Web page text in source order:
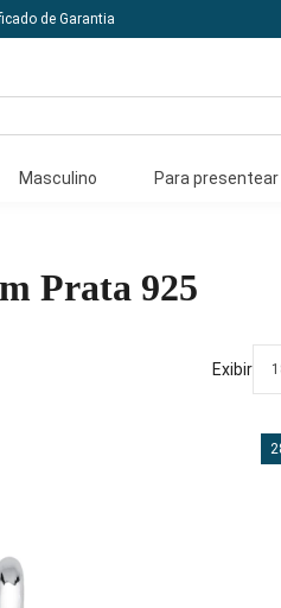
de Garantia
Masculino Para presentear
Prata 925
Exibir